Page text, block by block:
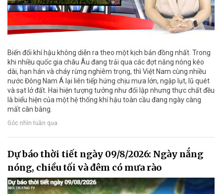
Biến đổi khí hậu không diễn ra theo một kịch bản đồng nhất. Trong
khi nhiều quốc gia châu Âu đang trải qua các đợt nắng nóng kéo
dài, hạn hán và cháy rừng nghiêm trọng, thì Việt Nam cùng nhiều
nước Đông Nam Á lại liên tiếp hứng chịu mưa lớn, ngập lụt, lũ quét
và sạt lở đất. Hai hiện tượng tưởng như đối lập nhưng thực chất đều
là biểu hiện của một hệ thống khí hậu toàn cầu đang ngày càng
mất cân bằng.
Góc nhìn tuần qua
Dự báo thời tiết ngày 09/8/2026: Ngày nắng
nóng, chiều tối và đêm có mưa rào